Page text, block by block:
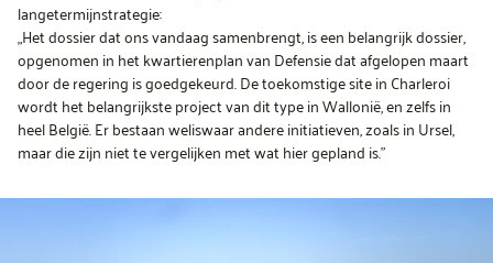
langetermijnstrategie:
„Het dossier dat ons vandaag samenbrengt, is een belangrijk dossier,
opgenomen in het kwartierenplan van Defensie dat afgelopen maart
door de regering is goedgekeurd. De toekomstige site in Charleroi
wordt het belangrijkste project van dit type in Wallonië, en zelfs in
heel België. Er bestaan weliswaar andere initiatieven, zoals in Ursel,
maar die zijn niet te vergelijken met wat hier gepland is.”